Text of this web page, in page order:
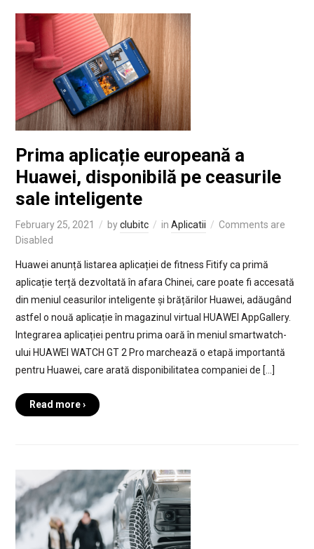
Prima aplicație europeană a
Huawei, disponibilă pe ceasurile
sale inteligente
February 25, 2021 byclubitc in Aplicatii
Comments are
Disabled
Huawei anunță listarea aplicației de fitness Fitify ca primă
aplicație terță dezvoltată în afara Chinei, care poate fi accesată
din meniul ceasurilor inteligente și brățărilor Huawei, adăugând
astfel o nouă aplicație în magazinul virtual HUAWEI AppGallery.
Integrarea aplicației pentru prima oară în meniul smartwatch-
ului HUAWEI WATCH GT 2 Pro marchează o etapă importantă
pentru Huawei, care arată disponibilitatea companiei de […]
Read more ›